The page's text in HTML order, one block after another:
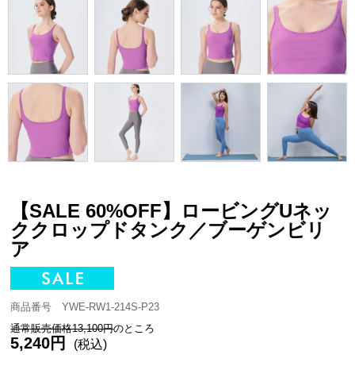
【SALE 60%OFF】ロービングUネッ
ククロップドタンク／ブーゲンビリ
ア
商品番号 YWE-RW1-214S-P23
通常販売価格13,100円のところ
5,240円 (税込)